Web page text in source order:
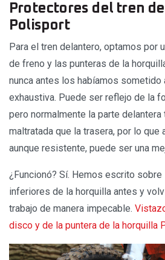
Protectores del tren
Polisport
Para el tren delantero, optamos por
de freno y las punteras de la
nunca antes los habíamos sometido
exhaustiva. Puede ser reflejo de la
pero normalmente la parte
maltratada que la trasera, por lo que
aunque resistente, puede ser una
¿Funcionó? Sí. Hemos escrito
inferiores de la horquilla antes y
trabajo de manera impecable.
disco y de la puntera de la horquilla